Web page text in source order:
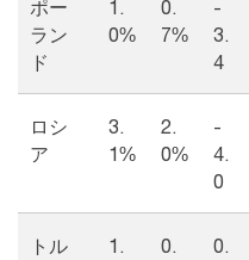
ポー
ラン
ド
1.
0%
0.
7%
-
3.
4
ロシ
ア
3.
1%
2.
0%
-
4.
0
トル
1.
0.
0.